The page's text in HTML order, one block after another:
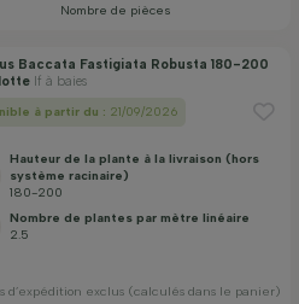
Nombre de pièces
Baccata Fastigiata Robusta 180-200
If à baies
à partir du : 21/09/2026
Hauteur de la plante à la livraison (hors
système racinaire)
180-200
Nombre de plantes par mètre linéaire
2.5
d’expédition exclus (calculés dans le panier)